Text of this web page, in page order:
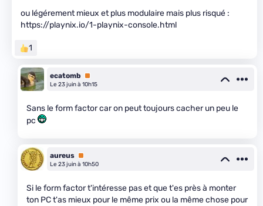
ou légérement mieux et plus modulaire mais plus risqué :
https://playnix.io/1-playnix-console.html
1
ecatomb
Premium
Le 23 juin à 10h15
Sans le form factor car on peut toujours cacher un peu le
pc
aureus Premium
Le 23 juin à 10h50
Si le form factor t'intéresse pas et que t'es près à monter
ton PC t'as mieux pour le même prix ou la même chose pour